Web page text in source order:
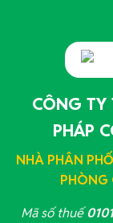
CÔNG
PHÁP
NHÀ PHÂN
PHÒNG
Mã số thuế